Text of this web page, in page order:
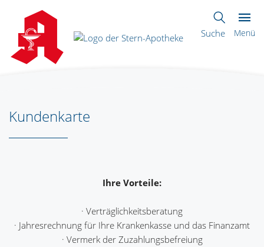
Suche Menü
Kundenkarte
Ihre Vorteile:
· Verträglichkeitsberatung
· Jahresrechnung für Ihre Krankenkasse und das Finanzamt
· Vermerk der Zuzahlungsbefreiung